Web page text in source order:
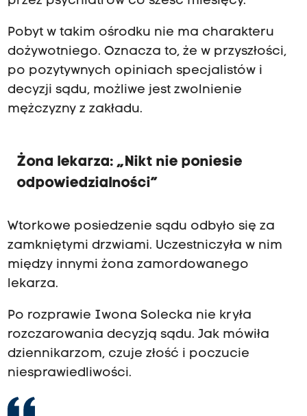
Pobyt w takim ośrodku nie ma charakteru
dożywotniego. Oznacza to, że w przyszłości,
po pozytywnych opiniach specjalistów i
decyzji sądu, możliwe jest zwolnienie
mężczyzny z zakładu.
Żona lekarza: „Nikt nie poniesie
odpowiedzialności”
Wtorkowe posiedzenie sądu odbyło się za
zamkniętymi drzwiami. Uczestniczyła w nim
między innymi żona zamordowanego
lekarza.
Po rozprawie Iwona Solecka nie kryła
rozczarowania decyzją sądu. Jak mówiła
dziennikarzom, czuje złość i poczucie
niesprawiedliwości.